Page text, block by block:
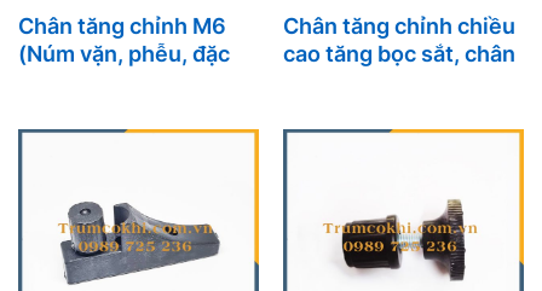
Chân tăng chỉnh M6
(Núm vặn, phễu, đặc
Chân tăng chỉnh chiều
cao tăng bọc sắt, chân